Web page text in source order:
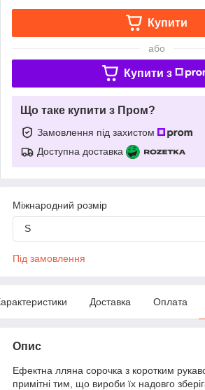
Купити
або
Купити з
Що таке купити з Пром?
Замовлення під захистом
Доступна доставка
Міжнародний розмір
S
Під замовлення
Доставка Оплата
Опис
Ефектна лляна сорочка з коротким
примітні тим, що вироби їх надовго